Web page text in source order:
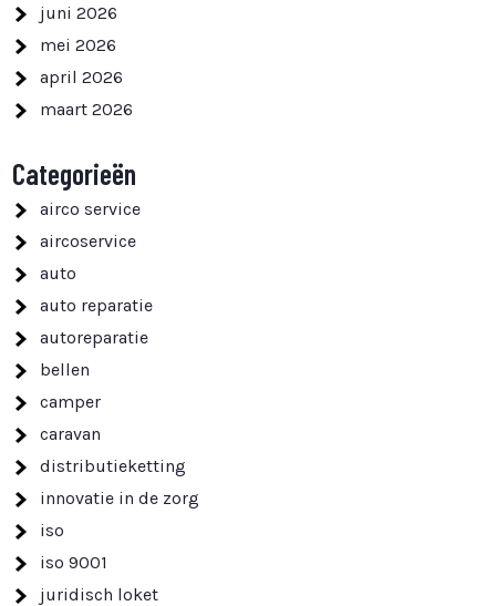
juni 2026
mei 2026
april 2026
maart 2026
Categorieën
airco service
aircoservice
auto
auto reparatie
autoreparatie
bellen
camper
caravan
distributieketting
innovatie in de zorg
iso
iso 9001
juridisch loket